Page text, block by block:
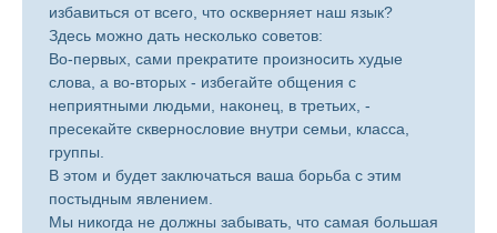
избавиться от всего, что оскверняет наш язык?
Здесь можно дать несколько советов:
Во-первых, сами прекратите произносить худые
слова, а во-вторых - избегайте общения с
неприятными людьми, наконец, в третьих, -
пресекайте сквернословие внутри семьи, класса,
группы.
В этом и будет заключаться ваша борьба с этим
постыдным явлением.
Мы никогда не должны забывать, что самая большая